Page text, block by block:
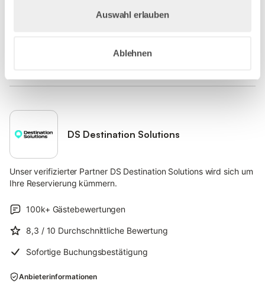
Auswahl erlauben
Ablehnen
DS Destination Solutions
Unser verifizierter Partner DS Destination Solutions wird sich um
Ihre Reservierung kümmern.
100k+ Gästebewertungen
8,3 / 10 Durchschnittliche Bewertung
Sofortige Buchungsbestätigung
Anbieterinformationen